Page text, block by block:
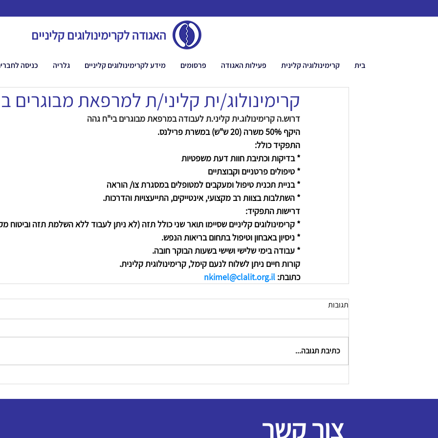
האגודה לקרימינולוגים קליניים
בית קרימינולוגיה קלינית פעילות האגודה פרסומים מידע לקרימינולוגים קליניים גלריה כניסה
קרימינולוג/ית קליני/ת למרפאת מבוגרים
דרוש.ה קרימינולוג.ית קליני.ת לעבודה במרפאת מבוגרים בי"ח גהה
היקף 50% משרה (20 ש"ש) במשרת פרילנס.
התפקיד כולל:
* בדיקות וכתיבת חוות דעת משפטיות
* טיפולים פרטניים וקבוצתיים
* בניית תכנית טיפול ומעקבים למטופלים במסגרת צו/ הוראה
* השתלבות בצוות רב מקצועי, אינטייקים, התייעצויות והדרכות.
דרישות התפקיד:
* קרימינולוגים קליניים שסיימו תואר שני כולל תזה (לא ניתן לעבוד ללא השלמת תזה וביטוח
* ניסיון באבחון וטיפול בתחום בריאות הנפש.
* עבודה בימי שלישי ושישי בשעות הבוקר חובה.
קורות חיים ניתן לשלוח לנעם קימל, קרימינולוגית קלינית.
כתובת: nkimel@clalit.org.il
תגובות
כתיבת תגובה...
צור קשר